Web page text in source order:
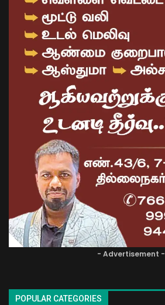
- Advertisement -
POPULAR CATEGORIES